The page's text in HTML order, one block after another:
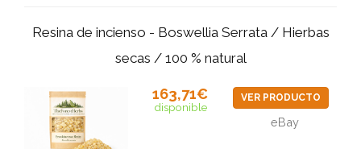
Resina de incienso - Boswellia Serrata / Hierbas
secas / 100 % natural
163,71€
disponible
VER PRODUCTO
eBay